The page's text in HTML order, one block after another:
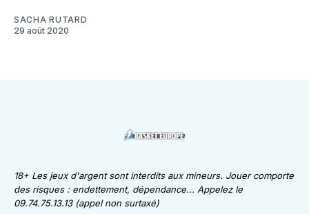
SACHA RUTARD
29 août 2020
18+ Les jeux d'argent sont interdits aux mineurs. Jouer comporte
des risques : endettement, dépendance... Appelez le
09.74.75.13.13 (appel non surtaxé)